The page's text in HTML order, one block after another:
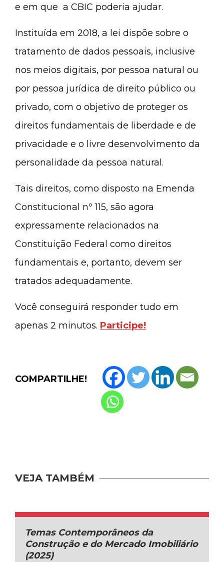
e em que a CBIC poderia ajudar.
Instituída em 2018, a lei dispõe sobre o
tratamento de dados pessoais, inclusive
nos meios digitais, por pessoa natural ou
por pessoa jurídica de direito público ou
privado, com o objetivo de proteger os
direitos fundamentais de liberdade e de
privacidade e o livre desenvolvimento da
personalidade da pessoa natural.
Tais direitos, como disposto na Emenda
Constitucional nº 115, são agora
expressamente relacionados na
Constituição Federal como direitos
fundamentais e, portanto, devem ser
tratados adequadamente.
Você conseguirá responder tudo em
apenas 2 minutos. Participe!
COMPARTILHE!
VEJA TAMBÉM
Temas Contemporâneos da
Construção e do Mercado Imobiliário
(2025)